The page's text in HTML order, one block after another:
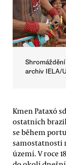
archiv IELA/
Kmen Pataxó
ostatních
se během
samostatnosti
území. V roce